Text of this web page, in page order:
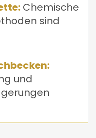
Chemische
sind
und